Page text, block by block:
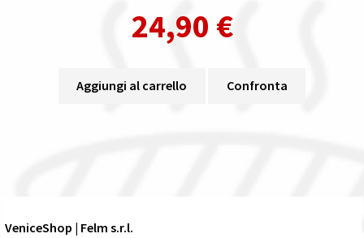
24,90 €
Aggiungi al carrello Confronta
VeniceShop | Felm s.r.l.